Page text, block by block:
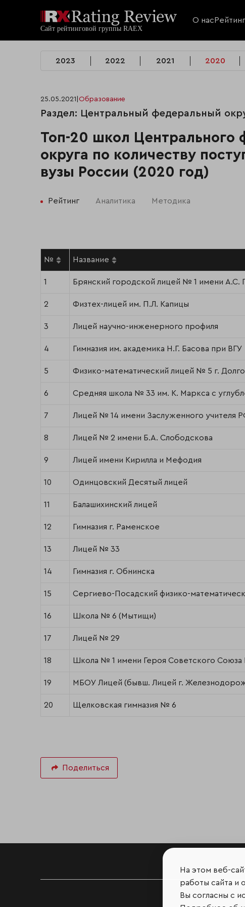
О нас
2023 2022 2021 2020
25.05.2021 Образование
Раздел: Центральный федеральный
Топ-20 школ Центрального
округа по количеству
вузы России (2020 год)
Рейтинг Аналитика Методика
№ Название
1 Брянский городской лицей № 1 имени А.С.
2 Физтех-лицей им. П.Л. Капицы
3 Лицей научно-инженерного профиля
4 Гимназия им. академика Н.Г. Басова при ВГУ
5 Физико-математический лицей № 5 г.
6 Средняя школа № 33 им. К. Маркса с
7 Лицей № 14 имени Заслуженного учителя
8 Лицей № 2 имени Б.А. Слободскова
9 Лицей имени Кирилла и Мефодия
10 Одинцовский Десятый лицей
11 Балашихинский лицей
12 Гимназия г. Раменское
13 Лицей № 33
14 Гимназия г. Обнинска
15 Сергиево-Посадский физико-
16 Школа № 6 (Мытищи)
17 Лицей № 29
18 Школа № 1 имени Героя Советского Союза
19 МБОУ Лицей (бывш. Лицей г.
20 Щелковская гимназия № 6
Поделиться
На этом веб-
работы сайта и
Вы согласны с